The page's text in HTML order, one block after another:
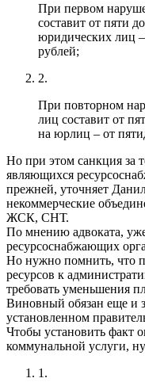
При первом
составит от пяти
юридических лиц –
рублей;
2.
При повторном
лиц составит от
на юрлиц – от
Но при этом санкция за
являющихся
прежней, уточняет
некоммерческие
ЖСК, СНТ.
По мнению адвоката,
ресурсоснабжающих
Но нужно помнить, что
ресурсов к
требовать уменьшения
Виновный обязан еще и
установленном
Чтобы установить факт
коммунальной услуги,
1.